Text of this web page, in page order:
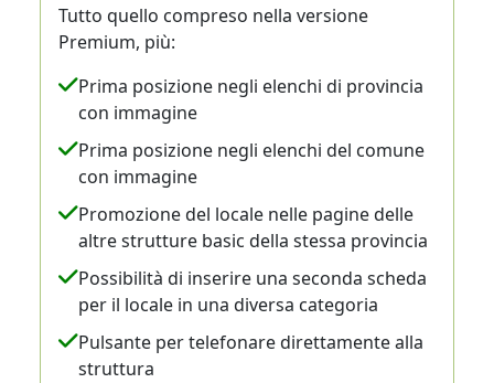
Tutto quello compreso nella versione
Premium, più:
Prima posizione negli elenchi di provincia
con immagine
Prima posizione negli elenchi del comune
con immagine
Promozione del locale nelle pagine delle
altre strutture basic della stessa provincia
Possibilità di inserire una seconda scheda
per il locale in una diversa categoria
Pulsante per telefonare direttamente alla
struttura